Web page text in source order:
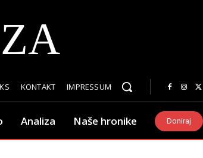
KONTAKT IMPRESSUM
Analiza Naše hronike Doniraj